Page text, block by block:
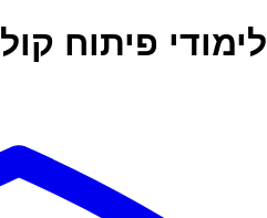
לימודי פיתוח קול